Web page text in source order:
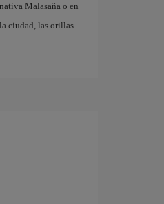
Malasaña o en
ciudad, las orillas